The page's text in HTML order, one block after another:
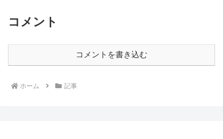
コメント
コメントを書き込む
ホーム 記事